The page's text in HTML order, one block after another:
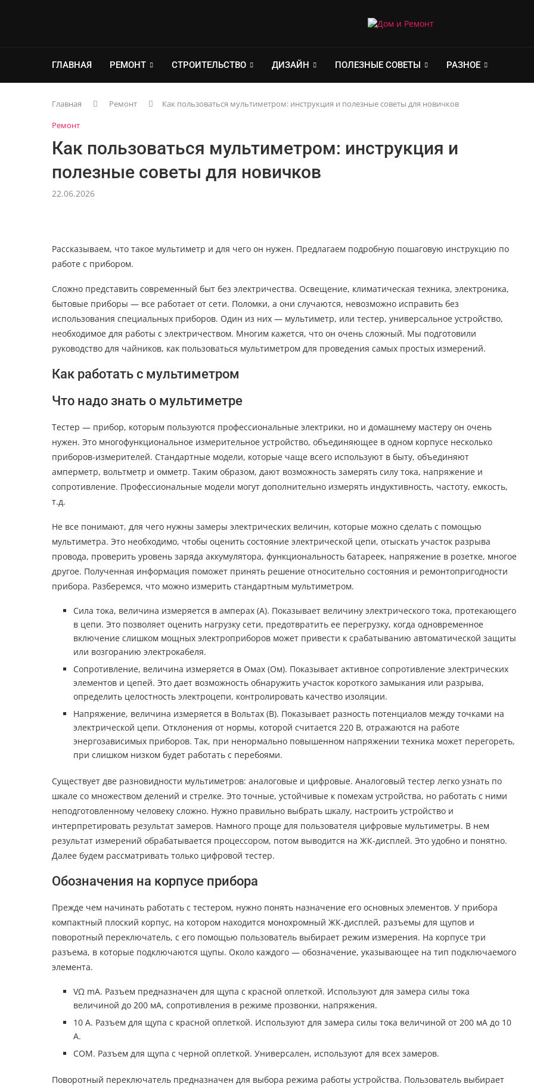
ГЛАВНАЯ РЕМОНТ СТРОИТЕЛЬСТВО ДИЗАЙН ПОЛЕЗНЫЕ СОВЕТЫ РАЗНОЕ
Главная Ремонт
Как пользоваться мультиметром: инструкция и полезные советы для новичков
Ремонт
Как пользоваться мультиметром: инструкция и
полезные советы для новичков
22.06.2026
Рассказываем, что такое мультиметр и для чего он нужен. Предлагаем подробную пошаговую инструкцию по
работе с прибором.
Сложно представить современный быт без электричества. Освещение, климатическая техника, электроника,
бытовые приборы — все работает от сети. Поломки, а они случаются, невозможно исправить без
использования специальных приборов. Один из них — мультиметр, или тестер, универсальное устройство,
необходимое для работы с электричеством. Многим кажется, что он очень сложный. Мы подготовили
руководство для чайников, как пользоваться мультиметром для проведения самых простых измерений.
Как работать с мультиметром
Что надо знать о мультиметре
Тестер — прибор, которым пользуются профессиональные электрики, но и домашнему мастеру он очень
нужен. Это многофункциональное измерительное устройство, объединяющее в одном корпусе несколько
приборов-измерителей. Стандартные модели, которые чаще всего используют в быту, объединяют
амперметр, вольтметр и омметр. Таким образом, дают возможность замерять силу тока, напряжение и
сопротивление. Профессиональные модели могут дополнительно измерять индуктивность, частоту, емкость,
т.д.
Не все понимают, для чего нужны замеры электрических величин, которые можно сделать с помощью
мультиметра. Это необходимо, чтобы оценить состояние электрической цепи, отыскать участок разрыва
провода, проверить уровень заряда аккумулятора, функциональность батареек, напряжение в розетке, многое
другое. Полученная информация поможет принять решение относительно состояния и ремонтопригодности
прибора. Разберемся, что можно измерить стандартным мультиметром.
Сила тока, величина измеряется в амперах (А). Показывает величину электрического тока, протекающего
в цепи. Это позволяет оценить нагрузку сети, предотвратить ее перегрузку, когда одновременное
включение слишком мощных электроприборов может привести к срабатыванию автоматической защиты
или возгоранию электрокабеля.
Сопротивление, величина измеряется в Омах (Ом). Показывает активное сопротивление электрических
элементов и цепей. Это дает возможность обнаружить участок короткого замыкания или разрыва,
определить целостность электроцепи, контролировать качество изоляции.
Напряжение, величина измеряется в Вольтах (В). Показывает разность потенциалов между точками на
электрической цепи. Отклонения от нормы, которой считается 220 В, отражаются на работе
энергозависимых приборов. Так, при ненормально повышенном напряжении техника может перегореть,
при слишком низком будет работать с перебоями.
Существует две разновидности мультиметров: аналоговые и цифровые. Аналоговый тестер легко узнать по
шкале со множеством делений и стрелке. Это точные, устойчивые к помехам устройства, но работать с ними
неподготовленному человеку сложно. Нужно правильно выбрать шкалу, настроить устройство и
интерпретировать результат замеров. Намного проще для пользователя цифровые мультиметры. В нем
результат измерений обрабатывается процессором, потом выводится на ЖК-дисплей. Это удобно и понятно.
Далее будем рассматривать только цифровой тестер.
Обозначения на корпусе прибора
Прежде чем начинать работать с тестером, нужно понять назначение его основных элементов. У прибора
компактный плоский корпус, на котором находится монохромный ЖК-дисплей, разъемы для щупов и
поворотный переключатель, с его помощью пользователь выбирает режим измерения. На корпусе три
разъема, в которые подключаются щупы. Около каждого — обозначение, указывающее на тип подключаемого
элемента.
VΩ mA. Разъем предназначен для щупа с красной оплеткой. Используют для замера силы тока
величиной до 200 мА, сопротивления в режиме прозвонки, напряжения.
10 А. Разъем для щупа с красной оплеткой. Используют для замера силы тока величиной от 200 мА до 10
А.
СОМ. Разъем для щупа с черной оплеткой. Универсален, используют для всех замеров.
Поворотный переключатель предназначен для выбора режима работы устройства. Пользователь выбирает